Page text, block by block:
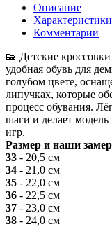
Описание
Характеристики
Комментарии
👟 Детские
удобная обувь для
голубом цвете,
липучках, которые
процесс обувания.
шаги и делает
игр.
Размер и наши
33 - 20,5 см
34 - 21,0 см
35 - 22,0 см
36 - 22,5 см
37 - 23,0 см
38 - 24,0 см